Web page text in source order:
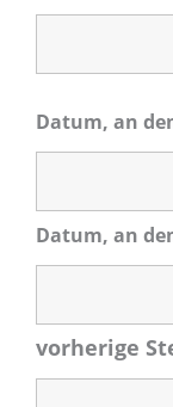
Datum, an
Datum, an
vorherige